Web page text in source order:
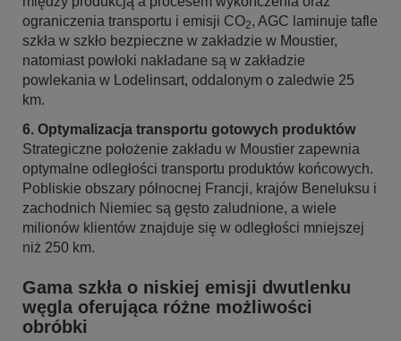
ograniczenia transportu i emisji CO2, AGC laminuje tafle
szkła w szkło bezpieczne w zakładzie w Moustier,
natomiast powłoki nakładane są w zakładzie
powlekania w Lodelinsart, oddalonym o zaledwie 25
km.
6. Optymalizacja transportu gotowych produktów
Strategiczne położenie zakładu w Moustier zapewnia
optymalne odległości transportu produktów końcowych.
Pobliskie obszary północnej Francji, krajów Beneluksu i
zachodnich Niemiec są gęsto zaludnione, a wiele
milionów klientów znajduje się w odległości mniejszej
niż 250 km.
Gama szkła o niskiej emisji dwutlenku
węgla oferująca różne możliwości
obróbki